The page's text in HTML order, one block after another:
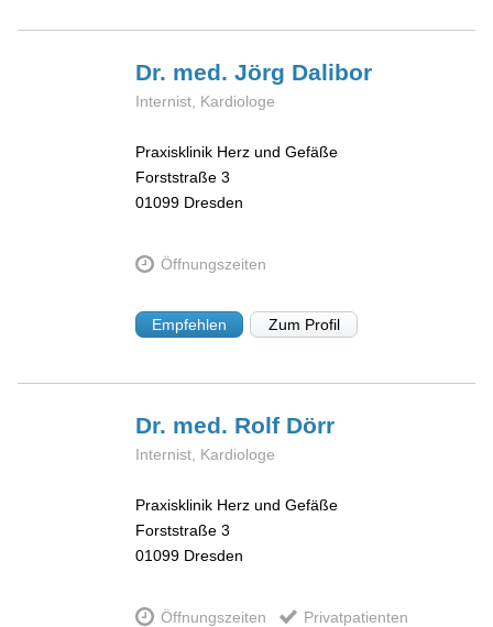
Dr. med. Jörg Dalibor
Internist, Kardiologe
Praxisklinik Herz und Gefäße
Forststraße 3
01099 Dresden
Öffnungszeiten
Empfehlen Zum Profil
Dr. med. Rolf Dörr
Internist, Kardiologe
Praxisklinik Herz und Gefäße
Forststraße 3
01099 Dresden
Öffnungszeiten Privatpatienten